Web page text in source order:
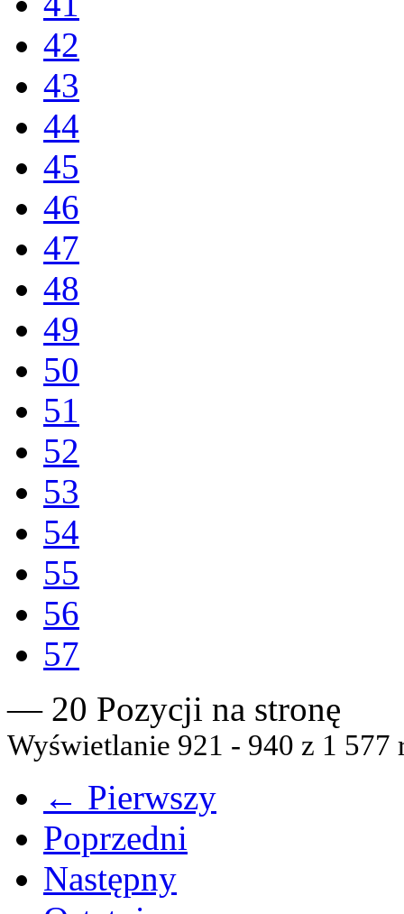
42
43
44
45
46
47
48
49
50
51
52
53
54
55
56
57
— 20 Pozycji na stronę
Wyświetlanie 921 - 940 z 1 577
← Pierwszy
Poprzedni
Następny